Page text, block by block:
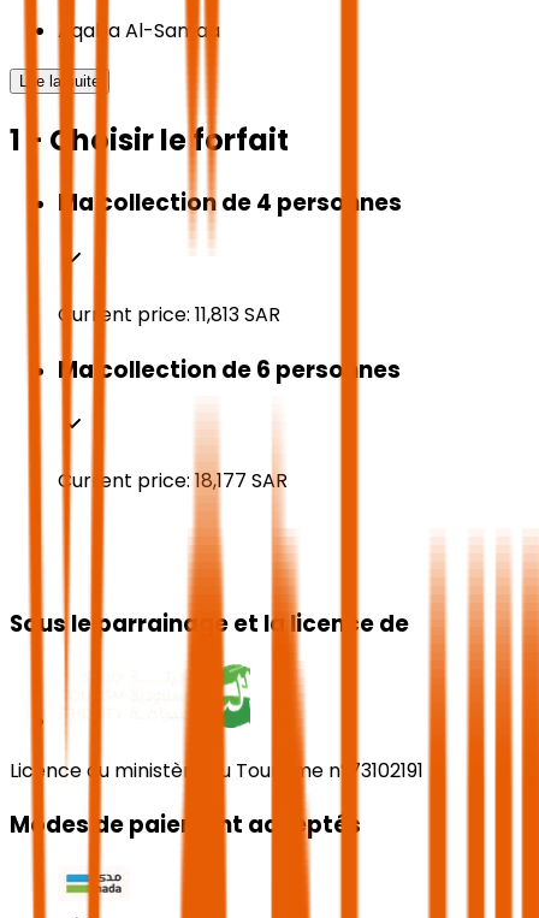
Aqaba Al-Samaa
Lire la suite
1 - Choisir le forfait
Ma collection de 4 personnes
Current price: 11,813SAR
Ma collection de 6 personnes
Current price: 18,177 SAR
Sous le parrainage et la licence de
Licence du ministère du Tourisme n°73102191
Modes de paiement acceptés